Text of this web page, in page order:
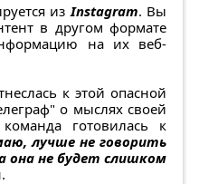
изInstagram. Вы
в другом формате
на их веб-
к этой опасной
о мыслях своей
готовилась к
лучше не говорить
она не будет слишком